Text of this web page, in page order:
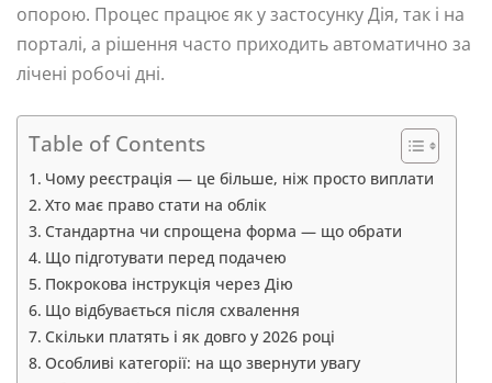
опорою. Процес працює як у застосунку Дія, так і на
порталі, а рішення часто приходить автоматично за
лічені робочі дні.
Table of Contents
Чому реєстрація — це більше, ніж просто виплати
Хто має право стати на облік
Стандартна чи спрощена форма — що обрати
Що підготувати перед подачею
Покрокова інструкція через Дію
Що відбувається після схвалення
Скільки платять і як довго у 2026 році
Особливі категорії: на що звернути увагу